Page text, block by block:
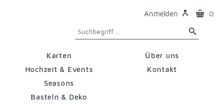
Anmelden 0
Karten
Hochzeit & Events
Seasons
Basteln & Deko
Über uns
Kontakt